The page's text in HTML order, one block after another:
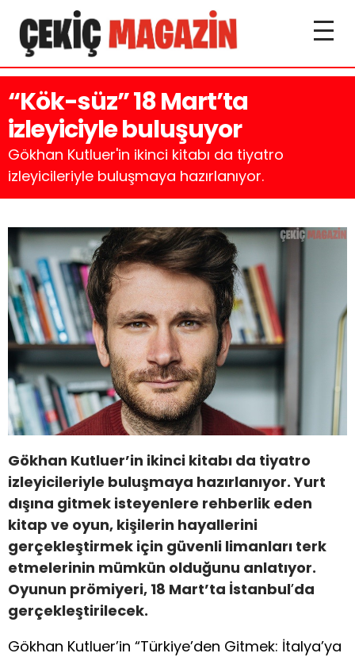
“Kök-süz” 18 Mart’ta
izleyiciyle buluşuyor
Gökhan Kutluer'in ikinci kitabı da tiyatro
izleyicileriyle buluşmaya hazırlanıyor.
Gökhan Kutluer’in ikinci kitabı da tiyatro
izleyicileriyle buluşmaya hazırlanıyor. Yurt
dışına gitmek isteyenlere rehberlik eden
kitap ve oyun, kişilerin hayallerini
gerçekleştirmek için güvenli limanları terk
etmelerinin mümkün olduğunu anlatıyor.
Oyunun prömiyeri, 18 Mart’ta İstanbul’da
gerçekleştirilecek.
Gökhan Kutluer’in “Türkiye’den Gitmek: İtalya’ya